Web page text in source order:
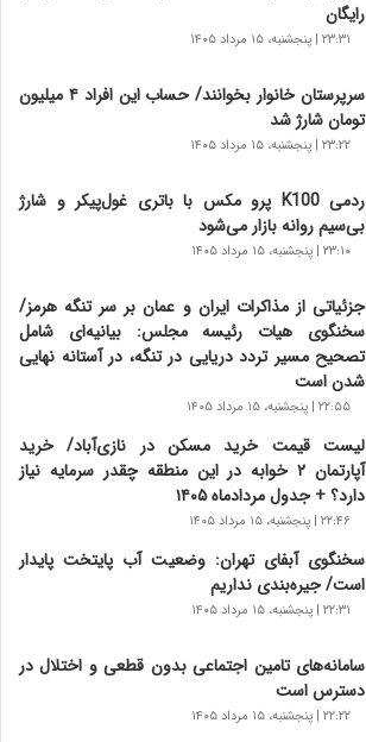
رایگان
۲۳:۳۱ | پنجشنبه، ۱۵ مرداد ۱۴۰۵
سرپرستان خانوار بخوانند/ حساب این افراد ۴ میلیون
تومان شارژ شد
۲۳:۲۲ | پنجشنبه، ۱۵ مرداد ۱۴۰۵
ردمی K100 پرو مکس با باتری غول‌پیکر و شارژ
بی‌سیم روانه بازار می‌شود
۲۳:۱۰ | پنجشنبه، ۱۵ مرداد ۱۴۰۵
جزئیاتی از مذاکرات ایران و عمان بر سر تنگه هرمز/
سخنگوی هیات رئیسه مجلس: بیانیه‌ای شامل
تصحیح مسیر تردد دریایی در تنگه، در آستانه نهایی
شدن است
۲۲:۵۵ | پنجشنبه، ۱۵ مرداد ۱۴۰۵
لیست قیمت خرید مسکن در نازی‌آباد/ خرید
آپارتمان ۲ خوابه در این منطقه چقدر سرمایه نیاز
دارد؟ + جدول مردادماه ۱۴۰۵
۲۲:۴۶ | پنجشنبه، ۱۵ مرداد ۱۴۰۵
سخنگوی آبفای تهران: وضعیت آب پایتخت پایدار
است/ جیره‌بندی نداریم
۲۲:۳۱ | پنجشنبه، ۱۵ مرداد ۱۴۰۵
سامانه‌های تامین اجتماعی بدون قطعی و اختلال در
دسترس است
۲۲:۲۲ | پنجشنبه، ۱۵ مرداد ۱۴۰۵